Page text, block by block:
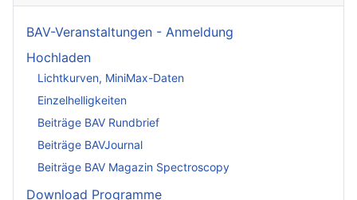
BAV-Veranstaltungen - Anmeldung
Hochladen
Lichtkurven, MiniMax-Daten
Einzelhelligkeiten
Beiträge BAV Rundbrief
Beiträge BAVJournal
Beiträge BAV Magazin Spectroscopy
Download Programme